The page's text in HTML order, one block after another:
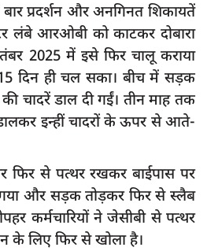
प्रदर्शन और अनगिनत शिकायतें
लंबे आरओबी को काटकर दोबारा
2025 में इसे फिर चालू कराया
दिन ही चल सका। बीच में सड़क
चादरें डाल दी गईं। तीन माह तक
इन्हीं चादरों के ऊपर से आते-
फिर से पत्थर रखकर बाईपास पर
और सड़क तोड़कर फिर से स्लैब
कर्मचारियों ने जेसीबी से पत्थर
के लिए फिर से खोला है।